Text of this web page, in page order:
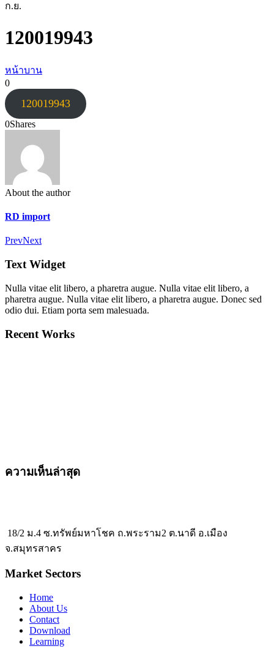
ก.ย.
120019943
หน้าบาน
0
120019943
0Shares
About the author
RD import
PrevNext
Text Widget
Nulla vitae elit libero, a pharetra augue. Nulla vitae elit libero, a
pharetra augue. Nulla vitae elit libero, a pharetra augue. Donec sed
odio dui. Etiam porta sem malesuada.
Recent Works
ความเห็นล่าสุด
18/2 ม.4 ซ.ทรัพย์มหาโชค ถ.พระราม2 ต.นาดี อ.เมือง
จ.สมุทรสาคร
Market Sectors
Home
About Us
Contact
Download
Learning